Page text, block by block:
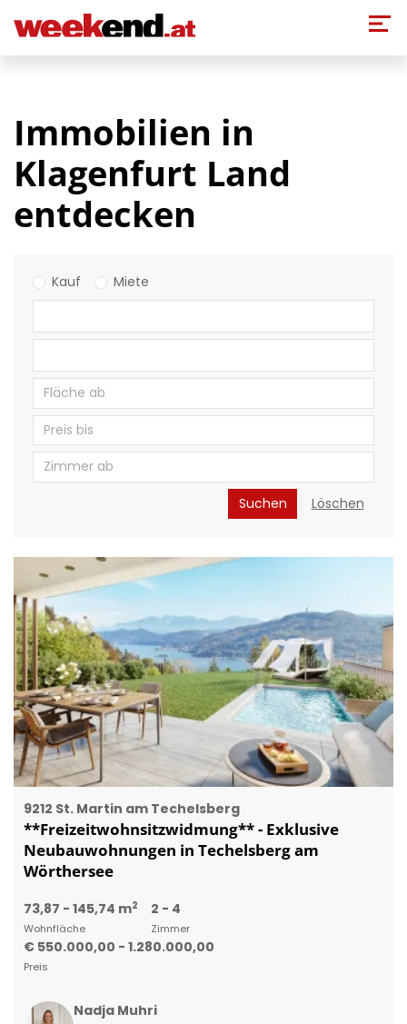
Immobilien in
Klagenfurt Land
entdecken
Kauf Miete
Suchen Löschen
9212 St. Martin am Techelsberg
**Freizeitwohnsitzwidmung** - Exklusive
Neubauwohnungen in Techelsberg am
Wörthersee
73,87 - 145,74 m2
Wohnfläche
2 - 4
Zimmer
€ 550.000,00 - 1.280.000,00
Preis
Nadja Muhri